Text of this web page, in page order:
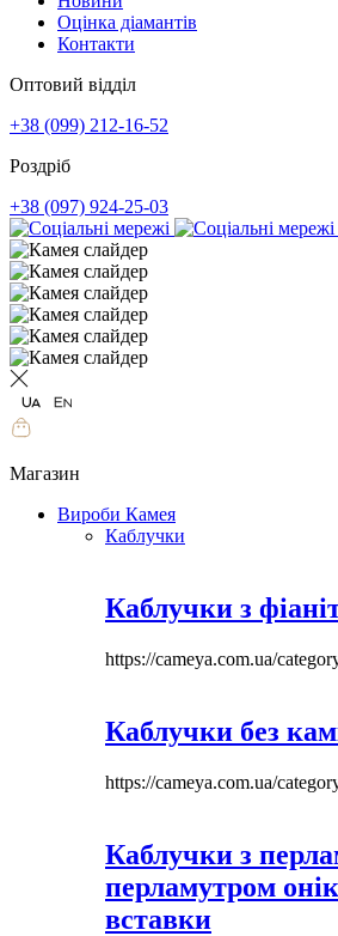
Оцінка діамантів
Контакти
Оптовий відділ
+38 (099) 212-16-52
Роздріб
+38 (097) 924-25-03
Магазин
Вироби Камея
Каблучки
Каблучки з
https://cameya.com.ua/
Каблучки без
https://cameya.com.ua/
Каблучки з
перламутром
вставки